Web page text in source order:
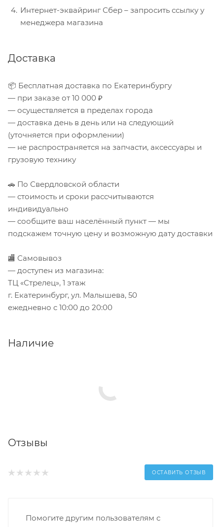
Интернет-эквайринг Сбер – запросить ссылку у
менеджера магазина
Доставка
📦 Бесплатная доставка по Екатеринбургу
— при заказе от 10 000 ₽
— осуществляется в пределах города
— доставка день в день или на следующий
(уточняется при оформлении)
— не распространяется на запчасти, аксессуары и
грузовую технику
🚗 По Свердловской области
— стоимость и сроки рассчитываются
индивидуально
— сообщите ваш населённый пункт — мы
подскажем точную цену и возможную дату доставки
🏬 Самовывоз
— доступен из магазина:
ТЦ «Стрелец», 1 этаж
г. Екатеринбург, ул. Малышева, 50
ежедневно с 10:00 до 20:00
Наличие
Отзывы
ОСТАВИТЬ ОТЗЫВ
Помогите другим пользователям с